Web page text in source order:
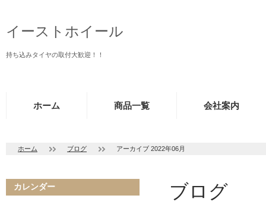
イーストホイール
持ち込みタイヤの取付大歓迎！！
ホーム 商品一覧 会社案内
ホーム ブログ アーカイブ 2022年06月
ブログ
カレンダー